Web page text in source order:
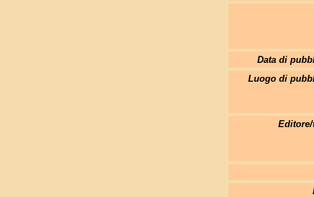
Data di
Luogo di